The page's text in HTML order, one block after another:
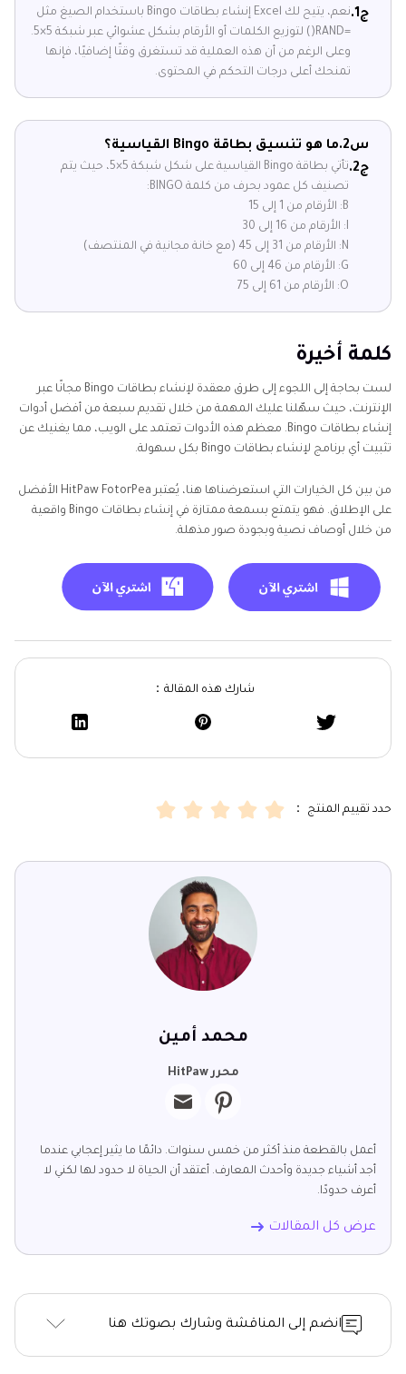
ج1.
نعم، يتيح لك Excel إنشاء بطاقات Bingo باستخدام الصيغ مثل
=RAND() لتوزيع الكلمات أو الأرقام بشكل عشوائي عبر شبكة 5×5.
وعلى الرغم من أن هذه العملية قد تستغرق وقتًا إضافيًا، فإنها
تمنحك أعلى درجات التحكم في المحتوى.
س2.
ما هو تنسيق بطاقة Bingo القياسية؟
ج2.
تأتي بطاقة Bingo القياسية على شكل شبكة 5×5، حيث يتم
تصنيف كل عمود بحرف من كلمة BINGO:
B: الأرقام من 1 إلى 15
I: الأرقام من 16 إلى 30
N: الأرقام من 31 إلى 45 (مع خانة مجانية في المنتصف)
G: الأرقام من 46 إلى 60
O: الأرقام من 61 إلى 75
كلمة أخيرة
لست بحاجة إلى اللجوء إلى طرق معقدة لإنشاء بطاقات Bingo مجانًا عبر
الإنترنت، حيث سهّلنا عليك المهمة من خلال تقديم سبعة من أفضل أدوات
إنشاء بطاقات Bingo. معظم هذه الأدوات تعتمد على الويب، مما يغنيك عن
تثبيت أي برنامج لإنشاء بطاقات Bingo بكل سهولة.
من بين كل الخيارات التي استعرضناها هنا، يُعتبر HitPaw FotorPea الأفضل
على الإطلاق. فهو يتمتع بسمعة ممتازة في إنشاء بطاقات Bingo واقعية
من خلال أوصاف نصية وبجودة صور مذهلة.
شارك هذه المقالة：
حدد تقييم المنتج ：
محمد أمين
محرر HitPaw
أعمل بالقطعة منذ أكثر من خمس سنوات. دائمًا ما يثير إعجابي عندما
أجد أشياء جديدة وأحدث المعارف. أعتقد أن الحياة لا حدود لها لكني لا
أعرف حدودًا.
عرض كل المقالات
انضم إلى المناقشة وشارك بصوتك هنا